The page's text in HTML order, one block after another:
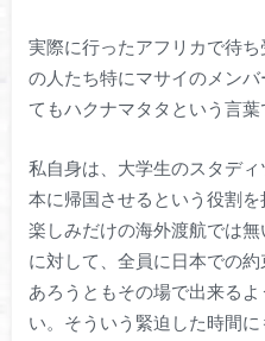
実際に行ったアフリカで待
の人たち特にマサイのメン
てもハクナマタタという言葉
私自身は、大学生のスタデ
本に帰国させるという役割
楽しみだけの海外渡航では
に対して、全員に日本での
あろうともその場で出来る
い。そういう緊迫した時間に